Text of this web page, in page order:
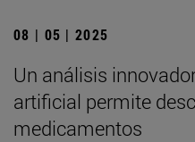
08 | 05 | 2025
Un análisis
artificial permite
medicamentos